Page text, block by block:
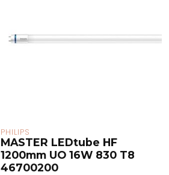
PHILIPS
MASTER LEDtube HF
1200mm UO 16W 830 T8
46700200